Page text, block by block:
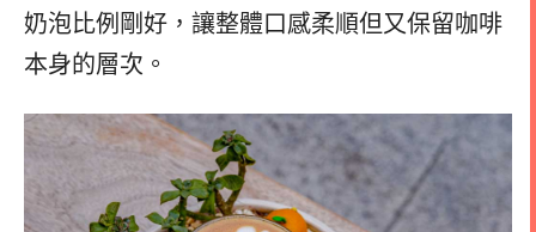
奶泡比例剛好，讓整體口感柔順但又保留咖啡
本身的層次。